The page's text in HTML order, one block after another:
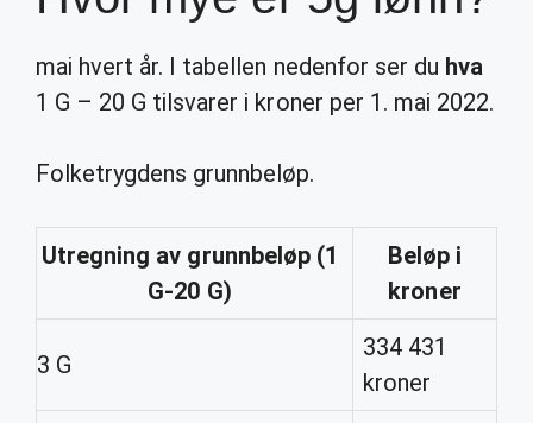
mai hvert år. I tabellen nedenfor ser du hva
1 G – 20 G tilsvarer i kroner per 1. mai 2022.
Folketrygdens grunnbeløp.
Utregning av grunnbeløp (1
G-20 G)
Beløp i
kroner
3 G
334 431
kroner